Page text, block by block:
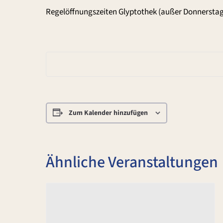
Regelöffnungszeiten Glyptothek (außer
Zum Kalender hinzufügen
Ähnliche Veranstaltungen